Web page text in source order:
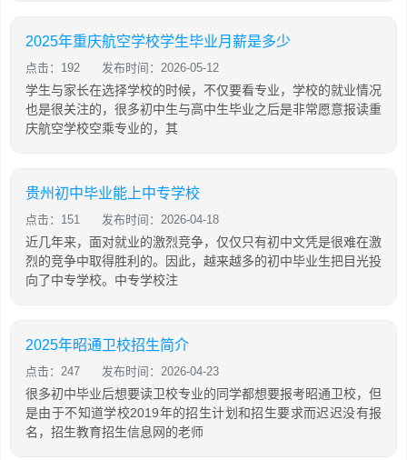
2025年重庆航空学校学生毕业月薪是多少
点击：192 发布时间：2026-05-12
学生与家长在选择学校的时候，不仅要看专业，学校的就业情况
也是很关注的，很多初中生与高中生毕业之后是非常愿意报读重
庆航空学校空乘专业的，其
贵州初中毕业能上中专学校
点击：151 发布时间：2026-04-18
近几年来，面对就业的激烈竞争，仅仅只有初中文凭是很难在激
烈的竞争中取得胜利的。因此，越来越多的初中毕业生把目光投
向了中专学校。中专学校注
2025年昭通卫校招生简介
点击：247 发布时间：2026-04-23
很多初中毕业后想要读卫校专业的同学都想要报考昭通卫校，但
是由于不知道学校2019年的招生计划和招生要求而迟迟没有报
名，招生教育招生信息网的老师